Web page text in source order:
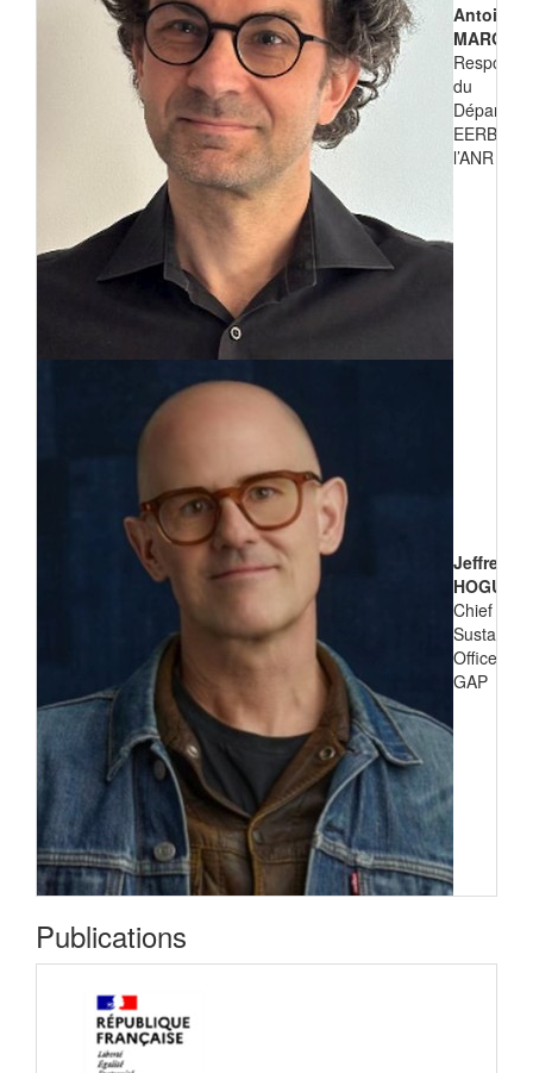
Antoine
du
EERB de
l’ANR
Jeffrey
HOGUE
Chief
Officer de
GAP
Publications